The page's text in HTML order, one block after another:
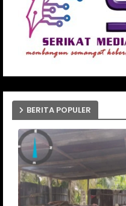
BERITA POPULER